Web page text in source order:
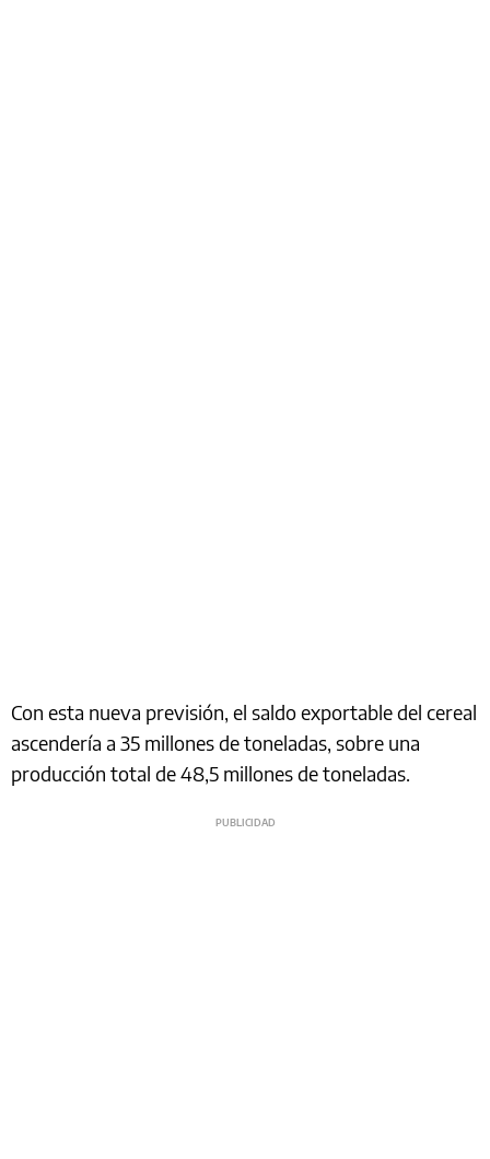
Con esta nueva previsión, el saldo exportable del cereal
ascendería a 35 millones de toneladas, sobre una
producción total de 48,5 millones de toneladas.